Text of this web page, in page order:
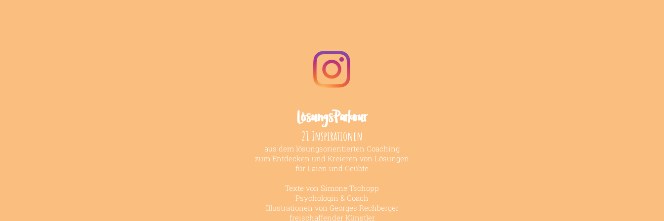
LösungsParkour
21 Inspirationen
aus dem lösungsorientierten Coaching
zum Entdecken und Kreieren von Lösungen
für Laien und Geübte
Texte von Simone Tschopp
Psychologin & Coach
Illustrationen von Georges Rechberger
freischaffender Künstler